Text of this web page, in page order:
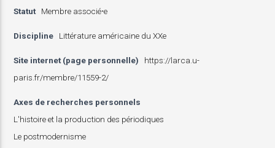
Statut Membre associé⋅e
Discipline Littérature américaine du XXe
Site internet (page personnelle)
https://larca.u-
paris.fr/membre/11559-2/
Axes de recherches personnels
L'histoire et la production des périodiques
Le postmodernisme